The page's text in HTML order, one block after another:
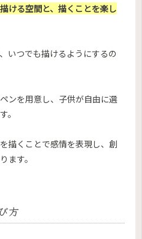
ける空間と、描くことを楽し
いつでも描けるようにするの
ンを用意し、子供が自由に選
。
描くことで感情を表現し、創
ます。
方